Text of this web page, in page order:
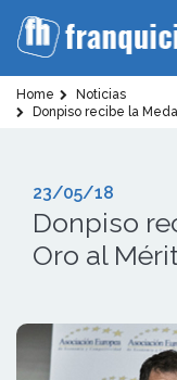
Home
Noticias
Donpiso recibe la
23/05/18
Donpiso
Oro al